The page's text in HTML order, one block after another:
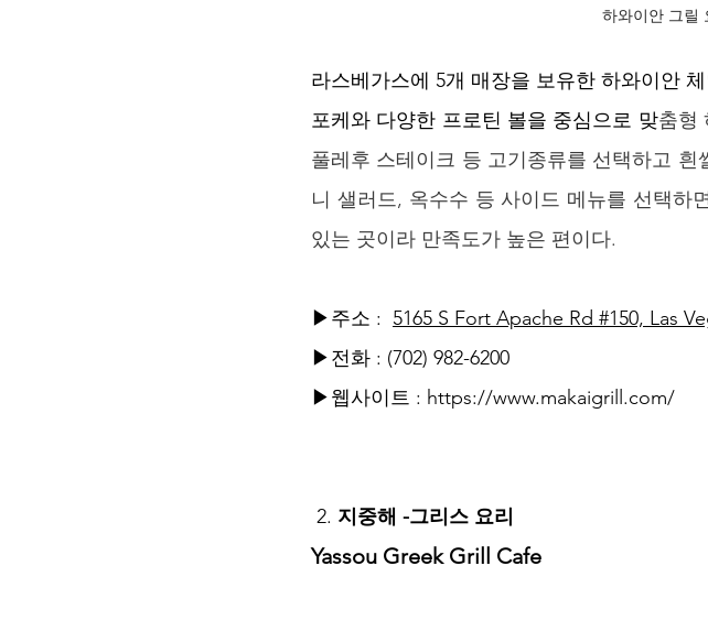
하와이안 그릴
라스베가스에 5개 매장을 보유한 하와이안
포케와 다양한 프로틴 볼을 중심으로 맞춤형
풀레후 스테이크 등 고기종류를 선택하고
니 샐러드, 옥수수 등 사이드 메뉴를 선택하
있는 곳이라 만족도가 높은 편이다.
▶주소 : 5165 S Fort Apache Rd #150, Las
▶전화 : (702) 982-6200
▶웹사이트 : https://www.makaigrill.com/
2. 지중해 -그리스 요리
Yassou Greek Grill Cafe